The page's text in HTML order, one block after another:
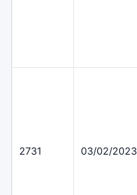
2731 03/02/2023